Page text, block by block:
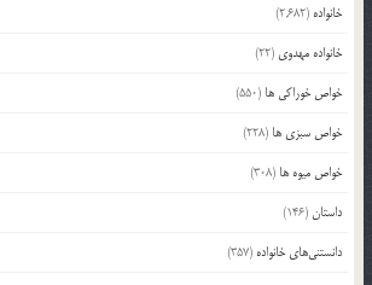
خانواده (2,682)
خانواده مهدوی (22)
خواص خوراکی ها (550)
خواص سبزی ها (228)
خواص میوه ها (308)
داستان(146)
دانستنی‌های خانواده (357)